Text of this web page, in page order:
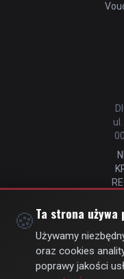
📧
🍪Ta strona
Używamy
oraz cookies
poprawy jakości